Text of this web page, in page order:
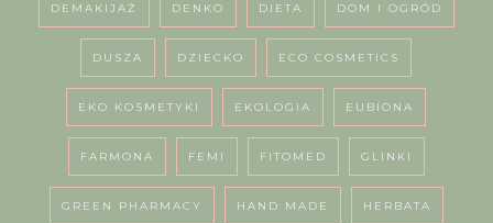
DEMAKIJAŻ DENKO DIETA DOM I OGRÓD
DUSZA DZIECKO ECO COSMETICS
EKO KOSMETYKI EKOLOGIA EUBIONA
FARMONA FEMI FITOMED GLINKI
GREEN PHARMACY HAND MADE HERBATA